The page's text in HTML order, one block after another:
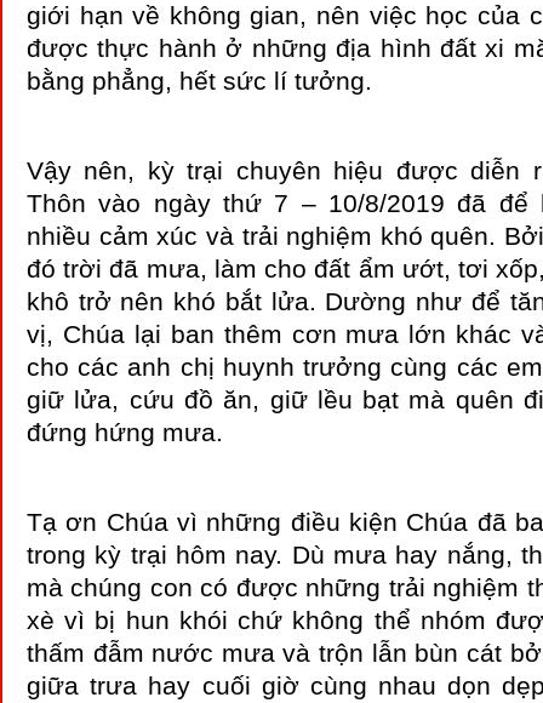
giới hạn về không gian, nên việc học của
được thực hành ở những địa hình đất xi
bằng phẳng, hết sức lí tưởng.
Vậy nên, kỳ trại chuyên hiệu được diễn
Thôn vào ngày thứ 7 – 10/8/2019 đã để
nhiều cảm xúc và trải nghiệm khó quên.
đó trời đã mưa, làm cho đất ẩm ướt, tơi
khô trở nên khó bắt lửa. Dường như để
vị, Chúa lại ban thêm cơn mưa lớn khác
cho các anh chị huynh trưởng cùng các
giữ lửa, cứu đồ ăn, giữ lều bạt mà quên
đứng hứng mưa.
Tạ ơn Chúa vì những điều kiện Chúa đã
trong kỳ trại hôm nay. Dù mưa hay nắng,
mà chúng con có được những trải nghiệm
xè vì bị hun khói chứ không thể nhóm
thấm đẫm nước mưa và trộn lẫn bùn cát
giữa trưa hay cuối giờ cùng nhau dọn